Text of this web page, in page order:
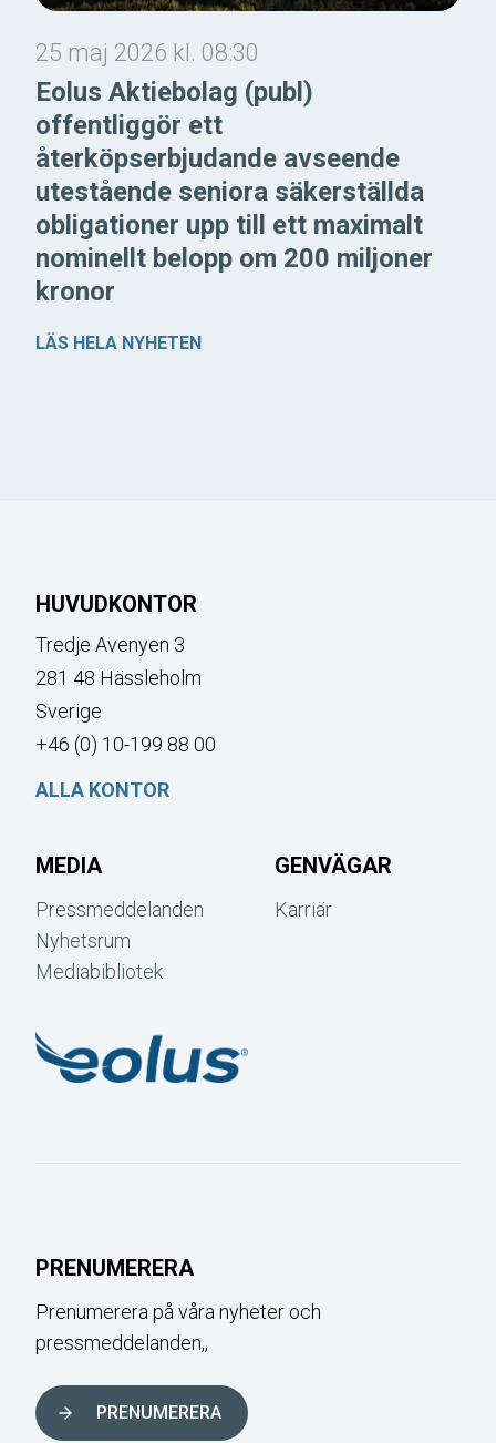
25 maj 2026 kl. 08:30
Eolus Aktiebolag (publ)
offentliggör ett
återköpserbjudande avseende
utestående seniora säkerställda
obligationer upp till ett maximalt
nominellt belopp om 200 miljoner
kronor
LÄS HELA NYHETEN
HUVUDKONTOR
Tredje Avenyen 3
281 48 Hässleholm
Sverige
+46 (0) 10-199 88 00
ALLA KONTOR
MEDIA
Pressmeddelanden
Nyhetsrum
Mediabibliotek
GENVÄGAR
Karriär
PRENUMERERA
Prenumerera på våra nyheter och
pressmeddelanden,,
PRENUMERERA